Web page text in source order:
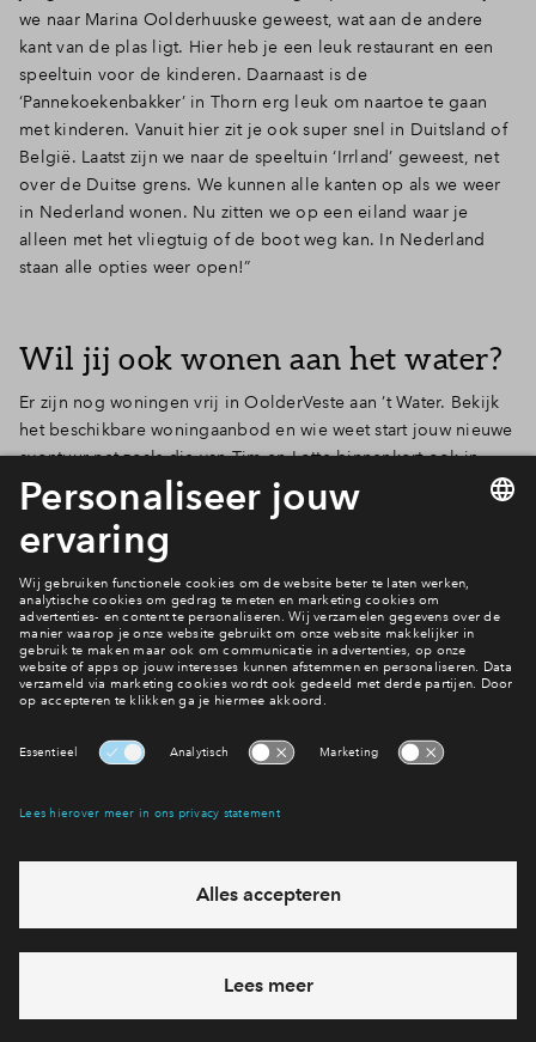
we naar Marina Oolderhuuske geweest, wat aan de andere
kant van de plas ligt. Hier heb je een leuk restaurant en een
speeltuin voor de kinderen. Daarnaast is de
‘Pannekoekenbakker’ in Thorn erg leuk om naartoe te gaan
met kinderen. Vanuit hier zit je ook super snel in Duitsland of
België. Laatst zijn we naar de speeltuin ‘Irrland’ geweest, net
over de Duitse grens. We kunnen alle kanten op als we weer
in Nederland wonen. Nu zitten we op een eiland waar je
alleen met het vliegtuig of de boot weg kan. In Nederland
staan alle opties weer open!”
Wil jij ook wonen aan het water?
Er zijn nog woningen vrij in OolderVeste aan ’t Water. Bekijk
het beschikbare woningaanbod en wie weet start jouw nieuwe
avontuur net zoals die van Tim en Lotte binnenkort ook in
OolderVeste.
Bekijk het woningaanbod
Bekijk woningen
eventuele projecten
Ja, ik wil mij aanmelden
Heb je een vraag en wil je direct antwoord? Bel ons op088 -